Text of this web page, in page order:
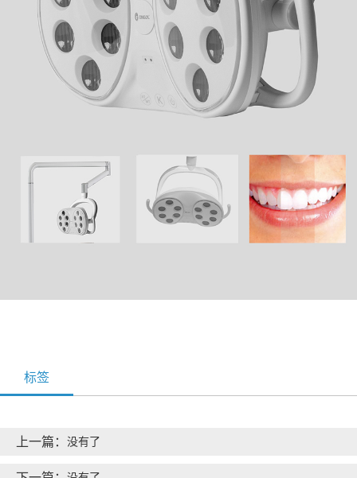
标签
上一篇： 没有了